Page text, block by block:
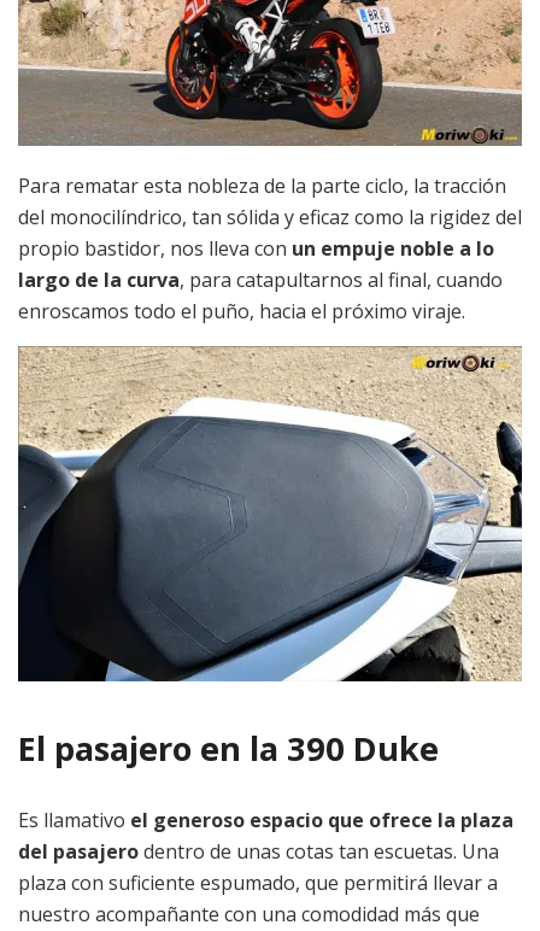
Para rematar esta nobleza de la parte ciclo, la tracción
del monocilíndrico, tan sólida y eficaz como la rigidez del
propio bastidor, nos lleva con un empuje noble a lo
largo de la curva, para catapultarnos al final, cuando
enroscamos todo el puño, hacia el próximo viraje.
El pasajero en la 390 Duke
Es llamativo el generoso espacio que ofrece la plaza
del pasajerodentro de unas cotas tan escuetas. Una
plaza con suficiente espumado, que permitirá llevar a
nuestro acompañante con una comodidad más que